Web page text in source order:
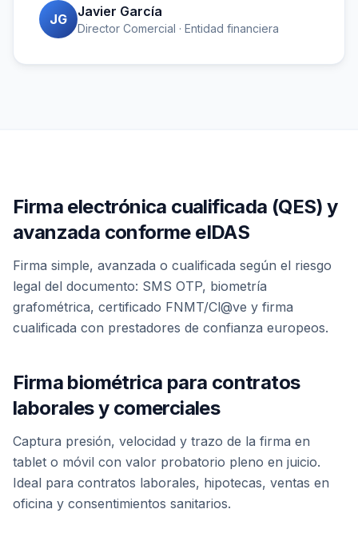
JG Javier García
Director Comercial · Entidad financiera
Firma electrónica cualificada (QES) y
avanzada conforme eIDAS
Firma simple, avanzada o cualificada según el riesgo
legal del documento: SMS OTP, biometría
grafométrica, certificado FNMT/Cl@ve y firma
cualificada con prestadores de confianza europeos.
Firma biométrica para contratos
laborales y comerciales
Captura presión, velocidad y trazo de la firma en
tablet o móvil con valor probatorio pleno en juicio.
Ideal para contratos laborales, hipotecas, ventas en
oficina y consentimientos sanitarios.